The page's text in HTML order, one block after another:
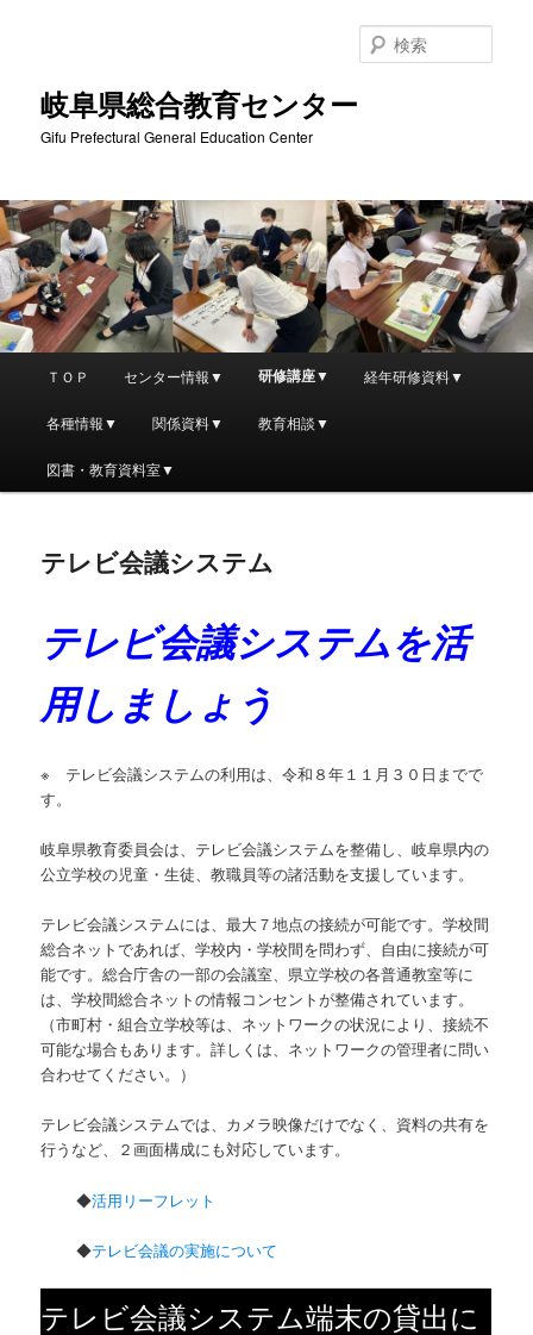
岐阜県総合教育センター
Gifu Prefectural General Education Center
索
ュ
メ
イ
ン
テ
ン
へ
移
ＴＯＰ センター情報▼ 研修講座▼ 経年研修資料▼
各種情報▼ 関係資料▼ 教育相談▼
図書・教育資料室▼
テレビ会議システム
テレビ会議システムを活
用しましょう
※ テレビ会議システムの利用は、令和８年１１月３０日までで
す。
岐阜県教育委員会は、テレビ会議システムを整備し、岐阜県内の
公立学校の児童・生徒、教職員等の諸活動を支援しています。
テレビ会議システムには、最大７地点の接続が可能です。学校間
総合ネットであれば、学校内・学校間を問わず、自由に接続が可
能です。総合庁舎の一部の会議室、県立学校の各普通教室等に
は、学校間総合ネットの情報コンセントが整備されています。
（市町村・組合立学校等は、ネットワークの状況により、接続不
可能な場合もあります。詳しくは、ネットワークの管理者に問い
合わせてください。）
テレビ会議システムでは、カメラ映像だけでなく、資料の共有を
行うなど、２画面構成にも対応しています。
◆活用リーフレット
◆テレビ会議の実施について
テレビ会議システム端末の貸出に